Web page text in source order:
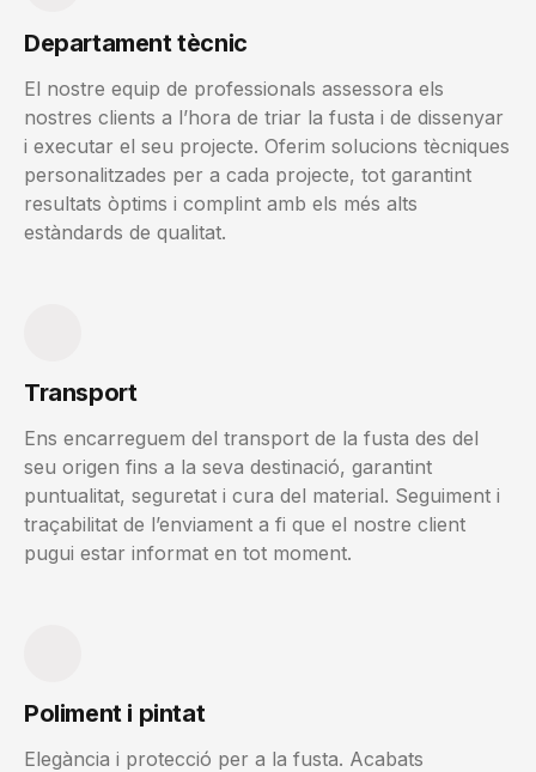
Departament tècnic
El nostre equip de professionals assessora els
nostres clients a l’hora de triar la fusta i de dissenyar
i executar el seu projecte. Oferim solucions tècniques
personalitzades per a cada projecte, tot garantint
resultats òptims i complint amb els més alts
estàndards de qualitat.
Transport
Ens encarreguem del transport de la fusta des del
seu origen fins a la seva destinació, garantint
puntualitat, seguretat i cura del material. Seguiment i
traçabilitat de l’enviament a fi que el nostre client
pugui estar informat en tot moment.
Poliment i pintat
Elegància i protecció per a la fusta. Acabats